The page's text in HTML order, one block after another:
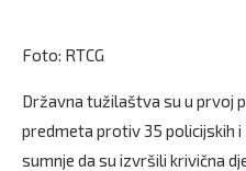
Foto: RTCG
Državna tužilaštva su u prvoj
predmeta protiv 35 policijskih
sumnje da su izvršili krivična